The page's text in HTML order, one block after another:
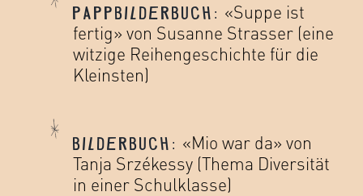
PAPPBILDERBUCH:
«Suppe ist
fertig» von Susanne Strasser (eine
witzige Reihengeschichte für die
Kleinsten)
BILDERBUCH:
«Mio war da» von
Tanja Srzékessy (Thema Diversität
in einer Schulklasse)